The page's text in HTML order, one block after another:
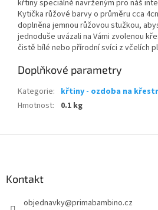
křtiny speciálně navrženým pro náš
Kytička růžové barvy o průměru cca
doplněna jemnou růžovou stužkou,
jednoduše uvázali na Vámi zvolenou
čistě bílé nebo přírodní svíci z včelích
Doplňkové parametry
Kategorie: křtiny - ozdoba na
Hmotnost: 0.1 kg
Kontakt
objednavky@primabambino.cz